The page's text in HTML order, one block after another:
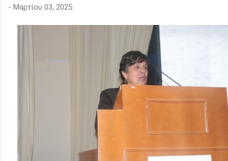
- Μαρτίου 03, 2025